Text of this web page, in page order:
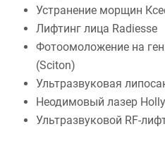
Устранение морщин
Лифтинг лица Radiesse
Фотоомоложение на
(Sciton)
Ультразвуковая
Неодимовый лазер
Ультразвуковой RF-